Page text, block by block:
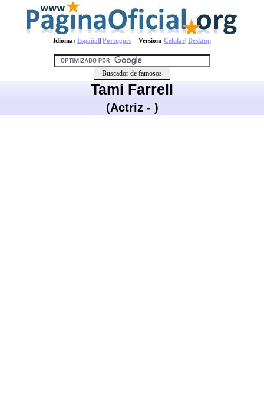
Idioma: Español| Português Version: Celular| Desktop
Tami Farrell
(Actriz - )